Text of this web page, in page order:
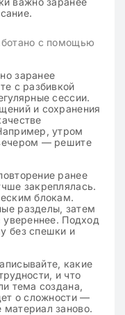
с помощью
заранее
с разбивкой
сессии.
и сохранения
утром
— решите
ранее
закреплялась.
блокам.
разделы, затем
Подход
без спешки и
какие
и что
тема создана,
о сложности —
материал заново.